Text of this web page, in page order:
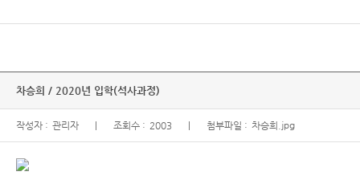
차승희 / 2020년 입학(석사과정)
작성자 : 관리자 조회수 : 2003 첨부파일 : 차승희.jpg